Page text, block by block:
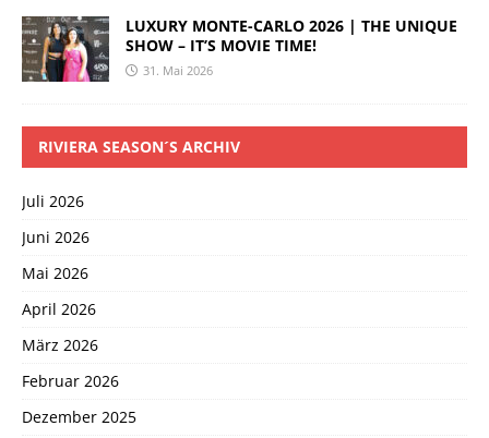
LUXURY MONTE-CARLO 2026 | THE UNIQUE
SHOW – IT’S MOVIE TIME!
31. Mai 2026
RIVIERA SEASON´S ARCHIV
Juli 2026
Juni 2026
Mai 2026
April 2026
März 2026
Februar 2026
Dezember 2025